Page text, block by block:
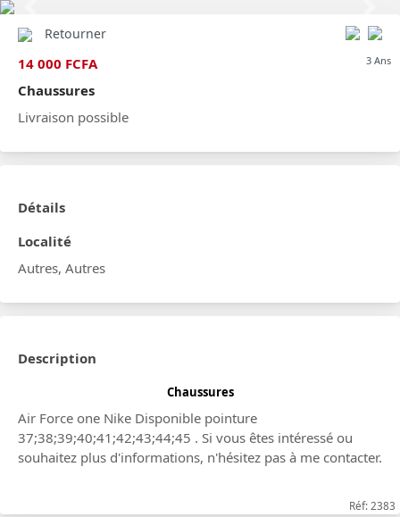
Retourner
14 000 FCFA 3 Ans
Chaussures
Livraison possible
Détails
Localité
Autres, Autres
Description
Chaussures
Air Force one Nike Disponible pointure
37;38;39;40;41;42;43;44;45 . Si vous êtes intéressé ou
souhaitez plus d'informations, n'hésitez pas à me contacter.
Réf: 2383